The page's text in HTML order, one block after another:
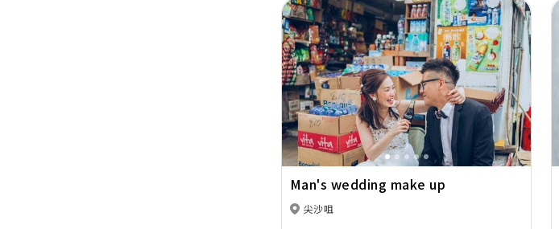
Previous Next
Man's wedding make up
尖沙咀